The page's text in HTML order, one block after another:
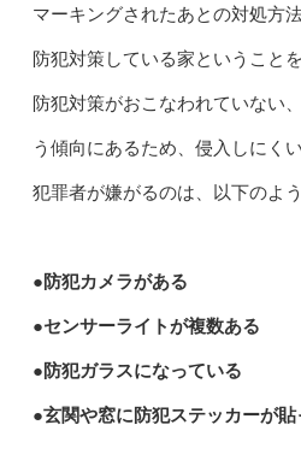
マーキングされたあとの対処方
防犯対策している家ということ
防犯対策がおこなわれていない
う傾向にあるため、侵入しにく
犯罪者が嫌がるのは、以下のよう
●防犯カメラがある
●センサーライトが複数ある
●防犯ガラスになっている
●玄関や窓に防犯ステッカーが貼